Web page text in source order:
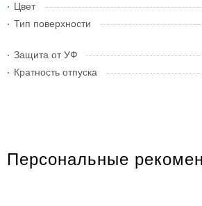
Цвет
Тип поверхности
Защита от УФ
Кратность отпуска
Персональные